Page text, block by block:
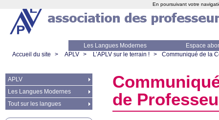
Les Langues Modernes
Espace
Accueil du site
> APLV > L’APLV sur le terrain ! > Communiqué de la
de
APLV
Les Langues Modernes
Tout sur les langues
En poursuivant votre